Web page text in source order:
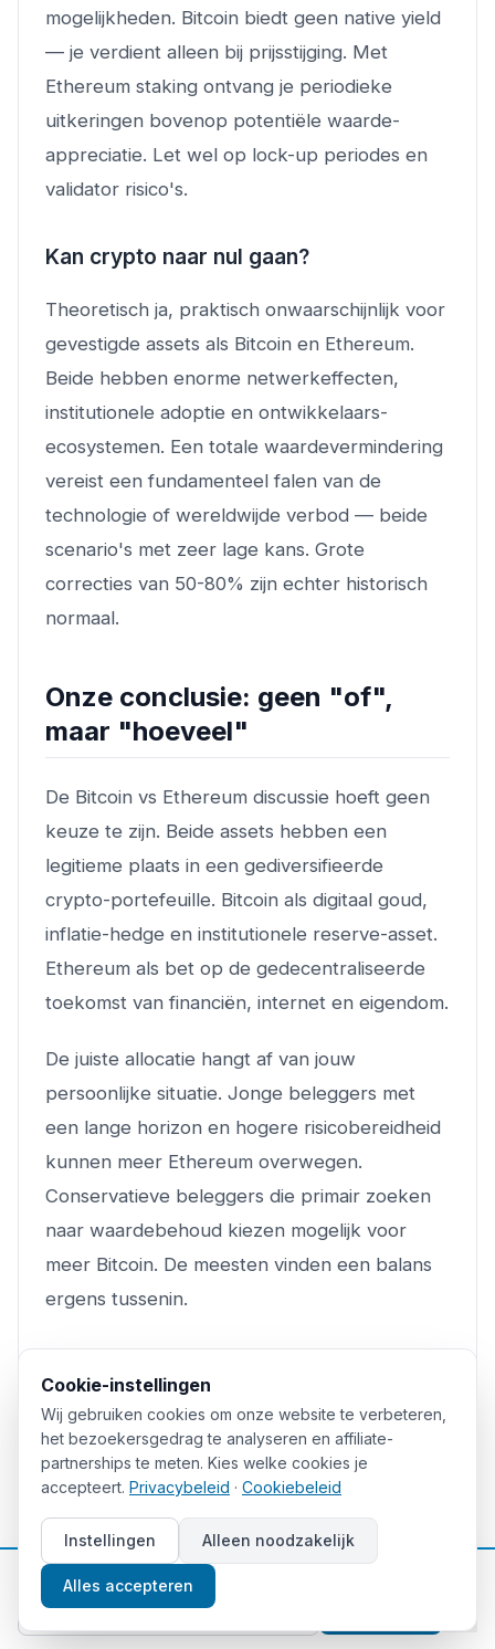
mogelijkheden. Bitcoin biedt geen native yield
— je verdient alleen bij prijsstijging. Met
Ethereum staking ontvang je periodieke
uitkeringen bovenop potentiële waarde-
appreciatie. Let wel op lock-up periodes en
validator risico's.
Kan crypto naar nul gaan?
Theoretisch ja, praktisch onwaarschijnlijk voor
gevestigde assets als Bitcoin en Ethereum.
Beide hebben enorme netwerkeffecten,
institutionele adoptie en ontwikkelaars-
ecosystemen. Een totale waardevermindering
vereist een fundamenteel falen van de
technologie of wereldwijde verbod — beide
scenario's met zeer lage kans. Grote
correcties van 50-80% zijn echter historisch
normaal.
Onze conclusie: geen "of",
maar "hoeveel"
De Bitcoin vs Ethereum discussie hoeft geen
keuze te zijn. Beide assets hebben een
legitieme plaats in een gediversifieerde
crypto-portefeuille. Bitcoin als digitaal goud,
inflatie-hedge en institutionele reserve-asset.
Ethereum als bet op de gedecentraliseerde
toekomst van financiën, internet en eigendom.
De juiste allocatie hangt af van jouw
persoonlijke situatie. Jonge beleggers met
een lange horizon en hogere risicobereidheid
kunnen meer Ethereum overwegen.
Conservatieve beleggers die primair zoeken
naar waardebehoud kiezen mogelijk voor
meer Bitcoin. De meesten vinden een balans
ergens tussenin.
Wat ook je keuze is: doe je eigen onderzoek,
investeer verantwoord, en denk in jaren, niet
in dagen. De cryptomarkt beloont geduld en
discipline. En als je twijfelt, start klein en leer
door te doen.
Lees ook:
BesteCrypto Exchange
Cookie-instellingen
Wij gebruiken cookies om onze website te verbeteren,
het bezoekersgedrag te analyseren en affiliate-
partnerships te meten. Kies welke cookies je
accepteert. Privacybeleid · Cookiebeleid
Instellingen Alleen noodzakelijk
Alles accepteren
📈 Gratis beleggingstips